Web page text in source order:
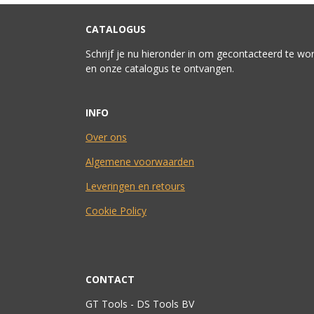
CATALOGUS
Schrijf je nu hieronder in om gecontacteerd te
en onze catalogus te ontvangen.
INFO
Over ons
Algemene voorwaarden
Leveringen en retours
Cookie Policy
CONTACT
GT Tools - DS Tools BV